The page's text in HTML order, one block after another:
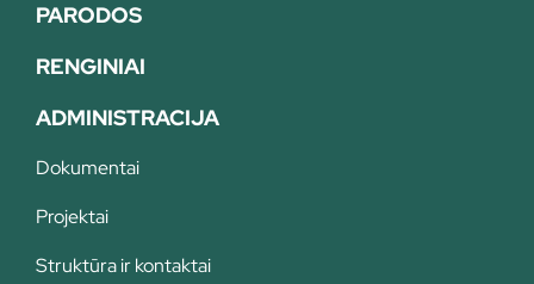
PARODOS
RENGINIAI
ADMINISTRACIJA
Dokumentai
Projektai
Struktūra ir kontaktai